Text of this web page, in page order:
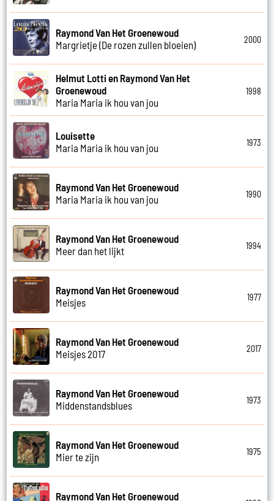
Raymond Van Het Groenewoud
Margrietje (De rozen zullen bloeien)
2000
Helmut Lotti en Raymond Van Het
Groenewoud
Maria Maria ik hou van jou
1998
Louisette
Maria Maria ik hou van jou
1973
Raymond Van Het Groenewoud
Maria Maria ik hou van jou
1990
Raymond Van Het Groenewoud
Meer dan het lijkt
1994
Raymond Van Het Groenewoud
Meisjes
1977
Raymond Van Het Groenewoud
Meisjes 2017
2017
Raymond Van Het Groenewoud
Middenstandsblues
1973
Raymond Van Het Groenewoud
Mier te zijn
1975
Raymond Van Het Groenewoud